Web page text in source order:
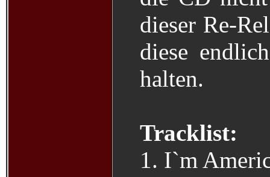
dieser Re-
diese
halten.
Tracklist:
1. I`m